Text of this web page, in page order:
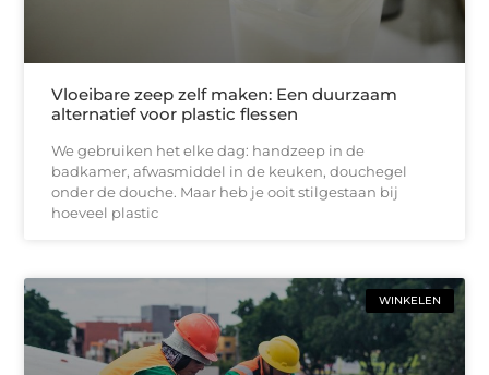
Vloeibare zeep zelf maken: Een duurzaam
alternatief voor plastic flessen
We gebruiken het elke dag: handzeep in de
badkamer, afwasmiddel in de keuken, douchegel
onder de douche. Maar heb je ooit stilgestaan bij
hoeveel plastic
WINKELEN